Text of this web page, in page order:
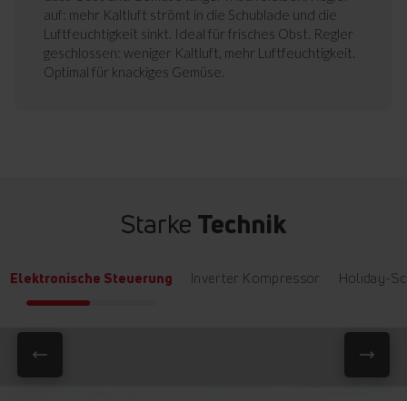
auf: mehr Kaltluft strömt in die Schublade und die
Luftfeuchtigkeit sinkt. Ideal für frisches Obst. Regler
geschlossen: weniger Kaltluft, mehr Luftfeuchtigkeit.
Optimal für knackiges Gemüse.
Starke Technik
Elektronische Steuerung Inverter Kompressor Holiday-